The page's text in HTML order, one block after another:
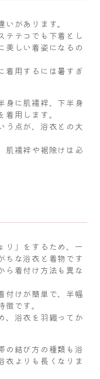
があります。
テテコでも下着とし
美しい着姿になるの
着用するには暑すぎ
身に肌襦袢、下半身
用します。
う点が、浴衣との大
肌襦袢や裾除けは必
り」をするため、一
ちな浴衣と着物です
ら着付け方法も異な
付けが簡単で、半幅
です。
、浴衣を羽織ってか
の結び方の種類も浴
衣よりも長くなりま